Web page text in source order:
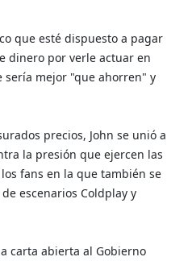
que esté dispuesto a pagar
dinero por verle actuar en
mejor "que ahorren" y
precios, John se unió a
la presión que ejercen las
fans en la que también se
escenarios Coldplay y
carta abierta al Gobierno